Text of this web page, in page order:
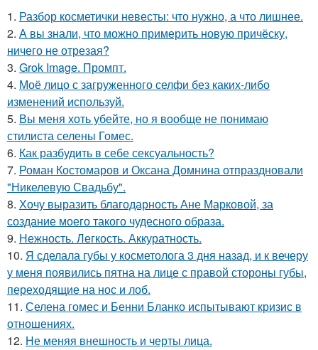
1. Разбор косметички невесты: что нужно, а что лишнее.
2. А вы знали, что можно примерить новую причёску,
ничего не отрезая?
3. Grok Image. Промпт.
4. Моё лицо с загруженного селфи без каких-либо
изменений используй.
5. Вы меня хоть убейте, но я вообще не понимаю
стилиста селены Гомес.
6. Как разбудить в себе сексуальность?
7. Роман Костомаров и Оксана Домнина отпраздновали
"Никелевую Свадьбу".
8. Хочу выразить благодарность Ане Марковой, за
создание моего такого чудесного образа.
9. Нежность. Легкость. Аккуратность.
10. Я сделала губы у косметолога 3 дня назад, и к вечеру
у меня появились пятна на лице с правой стороны губы,
переходящие на нос и лоб.
11. Селена гомес и Бенни Бланко испытывают кризис в
отношениях.
12. Не меняя внешность и черты лица.